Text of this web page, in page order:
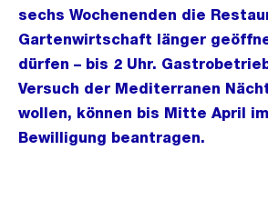
sechs Wochenenden die
Gartenwirtschaft länger
dürfen – bis 2 Uhr.
Versuch der Mediterranen
wollen, können bis Mitte April
Bewilligung beantragen.